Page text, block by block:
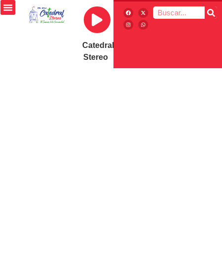
Catedral
Stereo